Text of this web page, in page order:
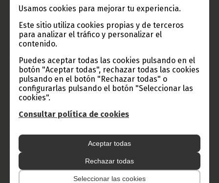
Usamos cookies para mejorar tu experiencia.
Este sitio utiliza cookies propias y de terceros
para analizar el tráfico y personalizar el
contenido.
Puedes aceptar todas las cookies pulsando en el
botón "Aceptar todas", rechazar todas las cookies
pulsando en el botón "Rechazar todas" o
configurarlas pulsando el botón "Seleccionar las
cookies".
Consultar política de cookies
Aceptar todas
Rechazar todas
Seleccionar las cookies
Francia inicia la segunda fase de desconfinamiento
Francia ha iniciado el 2 de junio la segunda fase de
desconfinamiento con la reapertura de bares, cafeterías y
restaurantes.
Noticias COVID-19